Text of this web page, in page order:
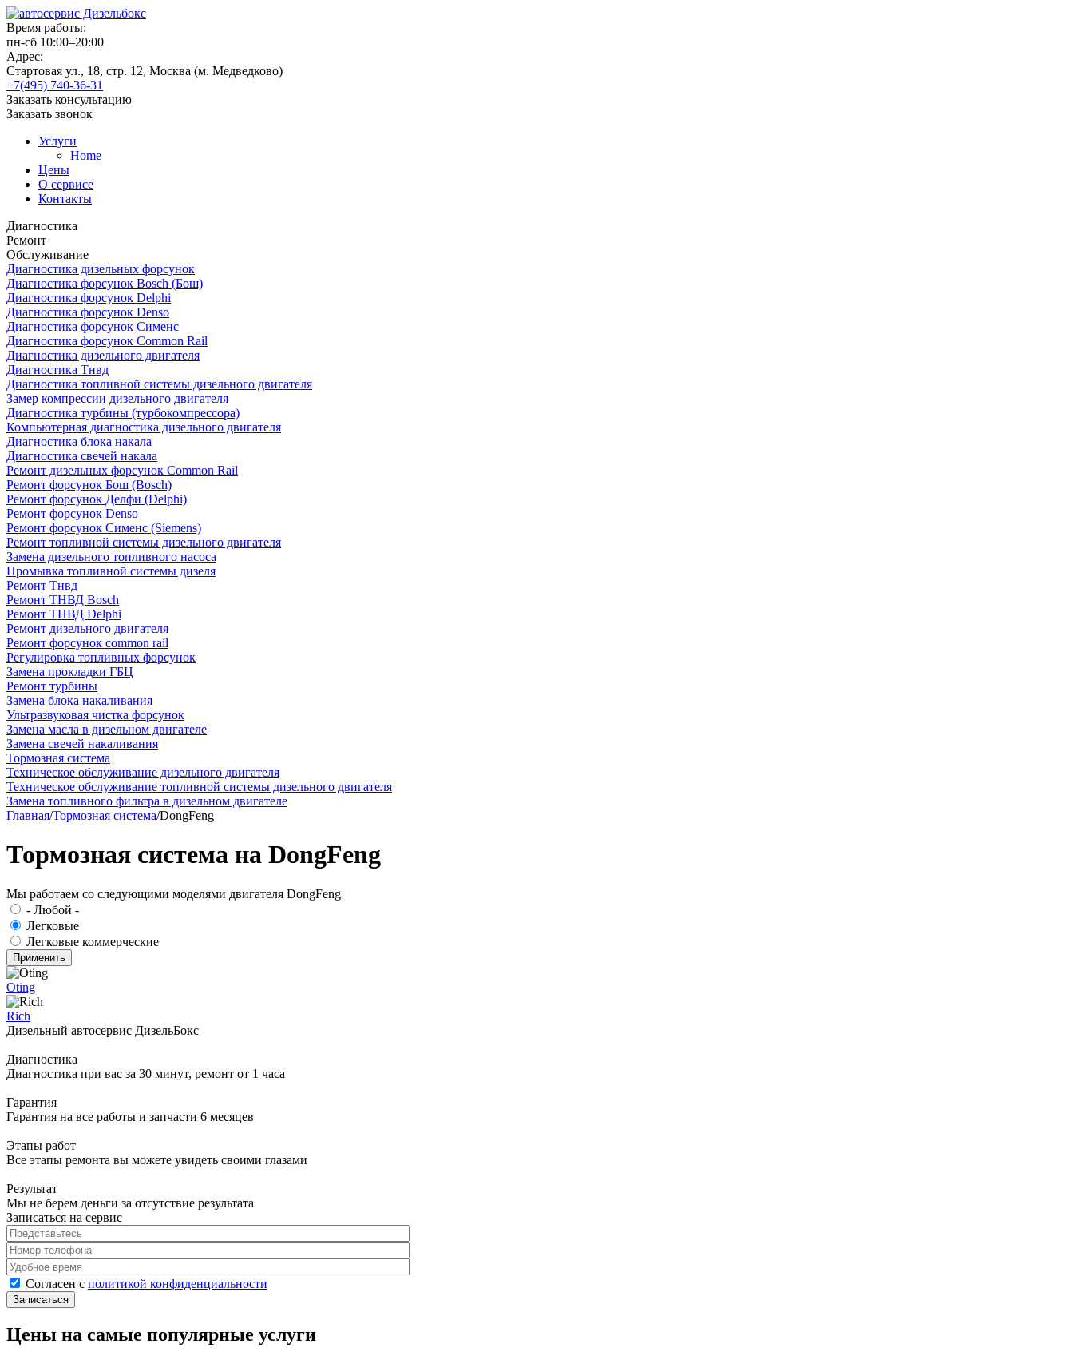
Время работы:
пн-сб 10:00–20:00
Адрес:
Стартовая ул., 18, стр. 12, Москва (м. Медведково)
+7(495) 740-36-31
Заказать консультацию
Заказать звонок
Услуги
Home
Цены
О сервисе
Контакты
Диагностика
Ремонт
Обслуживание
Диагностика дизельных форсунок
Диагностика форсунок Bosch (Бош)
Диагностика форсунок Delphi
Диагностика форсунок Denso
Диагностика форсунок Сименс
Диагностика форсунок Common Rail
Диагностика дизельного двигателя
Диагностика Тнвд
Диагностика топливной системы дизельного двигателя
Замер компрессии дизельного двигателя
Диагностика турбины (турбокомпрессора)
Компьютерная диагностика дизельного двигателя
Диагностика блока накала
Диагностика свечей накала
Ремонт дизельных форсунок Common Rail
Ремонт форсунок Бош (Bosch)
Ремонт форсунок Делфи (Delphi)
Ремонт форсунок Denso
Ремонт форсунок Сименс (Siemens)
Ремонт топливной системы дизельного двигателя
Замена дизельного топливного насоса
Промывка топливной системы дизеля
Ремонт Тнвд
Ремонт ТНВД Bosch
Ремонт ТНВД Delphi
Ремонт дизельного двигателя
Ремонт форсунок common rail
Регулировка топливных форсунок
Замена прокладки ГБЦ
Ремонт турбины
Замена блока накаливания
Ультразвуковая чистка форсунок
Замена масла в дизельном двигателе
Замена свечей накаливания
Тормозная система
Техническое обслуживание дизельного двигателя
Техническое обслуживание топливной системы дизельного двигателя
Замена топливного фильтра в дизельном двигателе
Главная/Тормозная система/DongFeng
Тормозная система на DongFeng
Мы работаем со следующими моделями двигателя DongFeng
- Любой -
Легковые
Легковые коммерческие
Oting
Rich
Дизельный автосервис ДизельБокс
Диагностика
Диагностика при вас за 30 минут, ремонт от 1 часа
Гарантия
Гарантия на все работы и запчасти 6 месяцев
Этапы работ
Все этапы ремонта вы можете увидеть своими глазами
Результат
Мы не берем деньги за отсутствие результата
Записаться на сервис
Представьтесь
Номер телефона
Удобное время
Согласен с политикой конфиденциальности*
Согласен с политикой конфиденциальности
Цены на самые популярные услуги